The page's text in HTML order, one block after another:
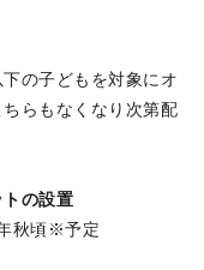
の子どもを対象にオ
らもなくなり次第配
の設置
秋頃※予定